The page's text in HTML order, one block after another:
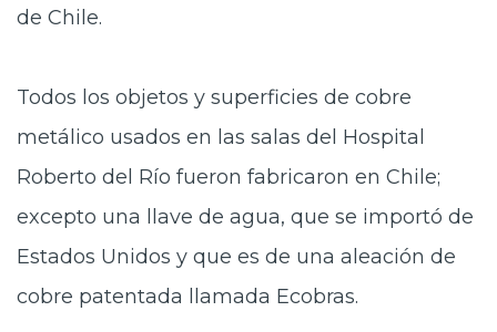
de Chile.
Todos los objetos y superficies de cobre
metálico usados en las salas del Hospital
Roberto del Río fueron fabricaron en Chile;
excepto una llave de agua, que se importó de
Estados Unidos y que es de una aleación de
cobre patentada llamada Ecobras.